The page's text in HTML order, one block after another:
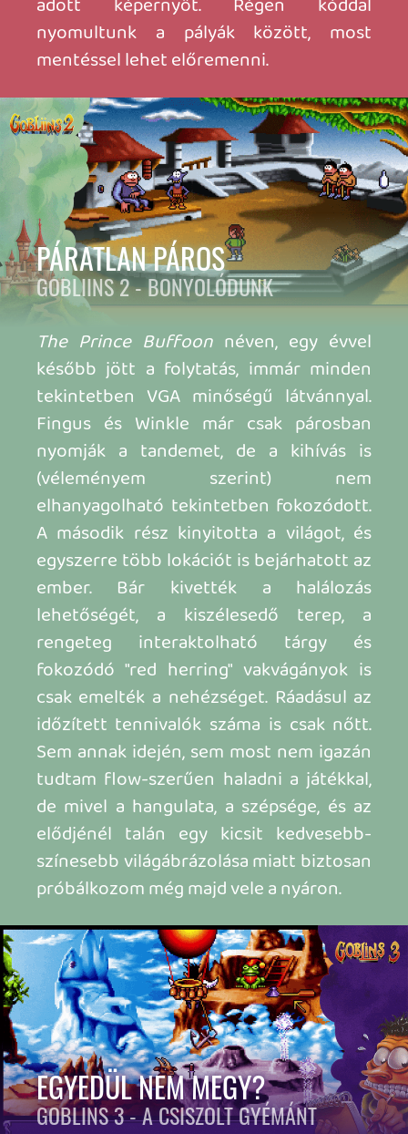
EGYEDÜL NEM MEGY?
GOBLINS 3 - A CSISZOLT GYÉMÁNT
Két epizóddal és egy évvel később Blount
kalandja a lehető legpolírozottabb
Goblins kalandot kínálta a játékosoknak.
A terepen sokszor kapott társat a főhős,
így valójában "magunkban" csak ritkán
kóricáltunk, és az egy-több képernyős
jelenetek is váltogatták egymást. Annak
idején nem játszottam a címmel, csak az
576 lapjain és tévéműsorában láttam, így
mindig is nyálcsorgatással vágyakoztam
iránta. Nem is kellett csalódnom. A VGA
flow élményt ismét megéreztem a sztori
sodrásában, és a hangulati váltások is
tetszettek. Már csak ezért a részért
megéri elővenni a kollekciós kiadást,
higgyétek el!
VISSZA A TRIÓHOZ
GOBLIIINS 4 - A MEGKÉSETT KARAVÁN
Ahogyan a kilencvenes években
rajongtam a kis mukikért, úgy 2009-re
már szinte nem is érdekelt a késve
érkezett Tramis-Gilhodes reunion. Annak
idején játszogattam a címmel, de a saját
példányom mai napig ott áll bontatlanul
valahol. Ennek az oka egyszerű: 2009-
ben már a Crysis, az Arkham Asylum és az
Uncharted 2 bűvöletében éltünk.
Gilhodes-ék pedig egy olyan címmel
jöttek elő, amit 1999-ben kellett volna
kiadniuk, a 3DFX fénykorában. Ezt az
ellenszenvemet most azonnal elsöpörte
volt az eredeti megjelenési dátum, a
retró kalandozás így-úgy, de retró marad,
viszont milyen jól tud esni! Visszatérünk
az eredeti három karakterhez, akik
közepesen undorító pre-render hátterek
előtt bohóckodnak és kalandoznak, az
első rész szemléletében. Az élmény
áramvonalas, sok megint a
figyelemelterelés és a lényeget nem
mindig találod ki elsőre, de a